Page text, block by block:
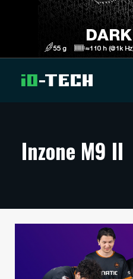
ARTIKKELIT
TECHBBS
Inzone M9 II